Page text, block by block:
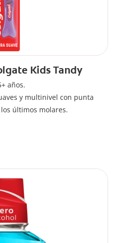
Kids Tandy
años.
y multinivel con punta
últimos molares.